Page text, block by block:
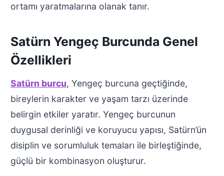
ortamı yaratmalarına olanak tanır.
Satürn Yengeç Burcunda Genel
Özellikleri
Satürn burcu, Yengeç burcuna geçtiğinde,
bireylerin karakter ve yaşam tarzı üzerinde
belirgin etkiler yaratır. Yengeç burcunun
duygusal derinliği ve koruyucu yapısı, Satürn’ün
disiplin ve sorumluluk temaları ile birleştiğinde,
güçlü bir kombinasyon oluşturur.